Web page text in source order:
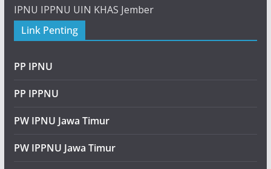
IPNU IPPNU UIN KHAS Jember
Link Penting
PP IPNU
PP IPPNU
PW IPNU Jawa Timur
PW IPPNU Jawa Timur